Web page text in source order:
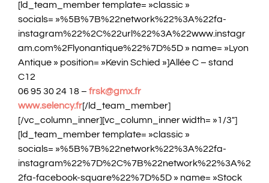
[ld_team_member template= »classic »
socials= »%5B%7B%22network%22%3A%22fa-
instagram%22%2C%22url%22%3A%22www.instagr
am.com%2Flyonantique%22%7D%5D » name= »Lyon
Antique » position= »Kevin Schied »]Allée C – stand
C12
06 95 30 24 18 – frsk@gmx.fr
www.selency.fr[/ld_team_member]
[/vc_column_inner][vc_column_inner width= »1/3″]
[ld_team_member template= »classic »
socials= »%5B%7B%22network%22%3A%22fa-
instagram%22%7D%2C%7B%22network%22%3A%2
2fa-facebook-square%22%7D%5D » name= »Stock